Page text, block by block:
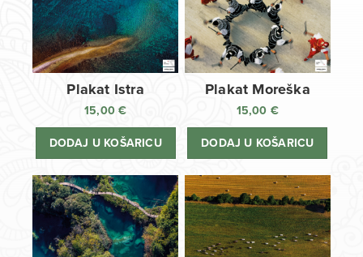
Plakat Istra
15,00€
DODAJ U KOŠARICU
Plakat Moreška
15,00 €
DODAJ U KOŠARICU